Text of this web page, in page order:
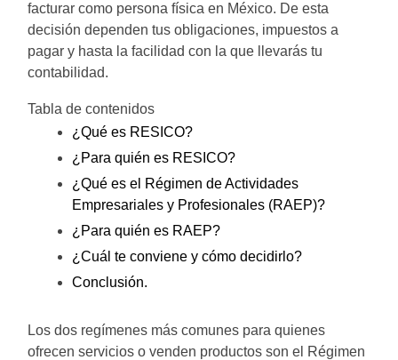
facturar como persona física en México. De esta
decisión dependen tus obligaciones, impuestos a
pagar y hasta la facilidad con la que llevarás tu
contabilidad.
Tabla de contenidos
¿Qué es RESICO?
¿Para quién es RESICO?
¿Qué es el Régimen de Actividades
Empresariales y Profesionales (RAEP)?
¿Para quién es RAEP?
¿Cuál te conviene y cómo decidirlo?
Conclusión.
Los dos regímenes más comunes para quienes
ofrecen servicios o venden productos son el Régimen